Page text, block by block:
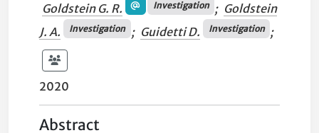
Goldstein G. R. Investigation ; Goldstein
J. A.
Investigation ; Guidetti D. Investigation ;
2020
Abstract